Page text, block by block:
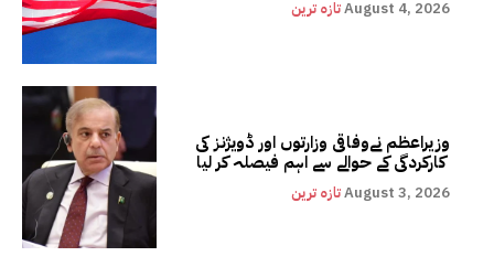
تازہ ترینAugust 4, 2026
وزیراعظم نےوفاقی وزارتوں اور ڈویژنز کی
کارکردگی کے حوالے سے اہم فیصلہ کر لیا
تازہ ترینAugust 3, 2026